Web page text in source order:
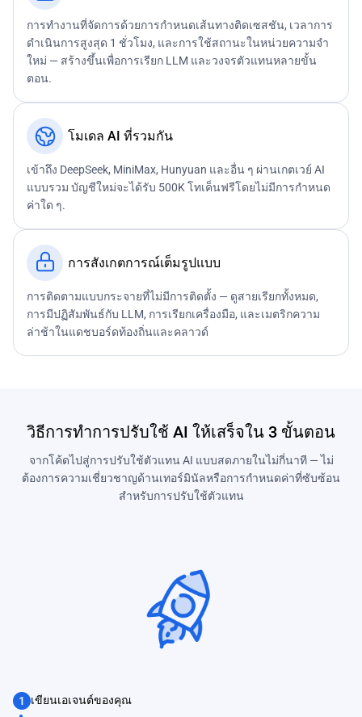
การทำงานที่จัดการด้วยการกำหนดเส้นทางติดเซสชัน, เวลาการ
ดำเนินการสูงสุด 1 ชั่วโมง, และการใช้สถานะในหน่วยความจำ
ใหม่ — สร้างขึ้นเพื่อการเรียก LLM และวงจรตัวแทนหลายขั้น
ตอน.
โมเดล AI ที่รวมกัน
เข้าถึง DeepSeek, MiniMax, Hunyuan และอื่น ๆ ผ่านเกตเวย์ AI
แบบรวม บัญชีใหม่จะได้รับ 500K โทเค็นฟรีโดยไม่มีการกำหนด
ค่าใด ๆ.
การสังเกตการณ์เต็มรูปแบบ
การติดตามแบบกระจายที่ไม่มีการติดตั้ง — ดูสายเรียกทั้งหมด,
การมีปฏิสัมพันธ์กับ LLM, การเรียกเครื่องมือ, และเมตริกความ
ล่าช้าในแดชบอร์ดท้องถิ่นและคลาวด์
วิธีการทำการปรับใช้ AI ให้เสร็จใน 3 ขั้นตอน
จากโค้ดไปสู่การปรับใช้ตัวแทน AI แบบสดภายในไม่กี่นาที — ไม่
ต้องการความเชี่ยวชาญด้านเทอร์มินัลหรือการกำหนดค่าที่ซับซ้อน
สำหรับการปรับใช้ตัวแทน
1 เขียนเอเจนต์ของคุณ